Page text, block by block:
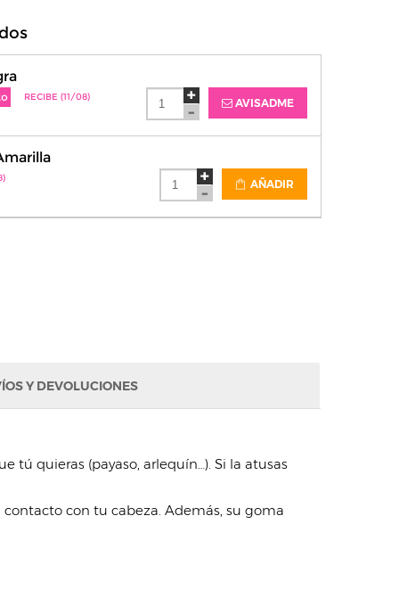
RECIBE (11/08) AVISADME
AÑADIR
Y DEVOLUCIONES
tú quieras (payaso, arlequín…). Si la atusas
con tu cabeza. Además, su goma